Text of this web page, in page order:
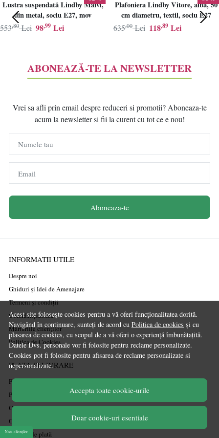
Acest site folosește cookies pentru a vă oferi funcționalitatea dorită.
Navigând în continuare, sunteți de acord cu Politica de cookies și cu
plasarea de cookies, cu scopul de a vă oferi o experiență îmbunătațită.
Datele Dvs. personale vor fi folosite pentru reclame personalizate.
Cookies pot fi folosite pentru afisarea de reclame personalizate si
nepersonalizate.
Accepta toate cookie-urile
Doar cookie-uri esentiale
Lustra suspendată Lindby Maivi,
din metal, soclu E27, mov
98,99 Lei
553,80 Lei
Plafoniera Lindby Vitore, alba, 50
cm diametru, textil, soclu E27
118,89 Lei
635,00 Lei
ABONEAZĂ-TE LA NEWSLETTER
Vrei sa afli prin email despre reduceri si promotii? Aboneaza-te
acum la newsletter si fii la curent cu tot ce e nou!
Numele tau
Email
Aboneaza-te
INFORMATII UTILE
Despre noi
Ghiduri și Idei de Amenajare
Termeni și condiții
Confidențialitate
Mărturiile clienților
Politica de Cookies
PLATA SI LIVRARE
Politica de transport
Politica de retur
Cum cumpăr
Coșul meu
Metode de plată
Nota clienților